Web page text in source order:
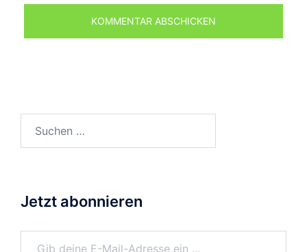
Jetzt abonnieren
Gib deine E-Mail-Adresse ein ...